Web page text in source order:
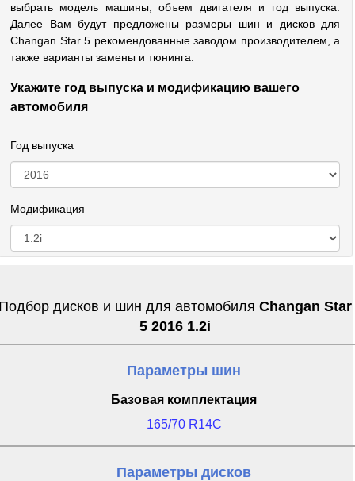
выбрать модель машины, объем двигателя и год выпуска.
Далее Вам будут предложены размеры шин и дисков для
Changan Star 5 рекомендованные заводом производителем, а
также варианты замены и тюнинга.
Укажите год выпуска и модификацию вашего
автомобиля
Год выпуска
Модификация
дисков и шин для автомобиля Changan Star
5 2016 1.2i
Параметры шин
Базовая комплектация
165/70 R14C
Параметры дисков